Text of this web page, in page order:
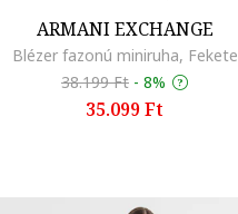
ARMANI EXCHANGE
Blézer fazonú miniruha, Fekete
38.199 Ft - 8%
35.099 Ft